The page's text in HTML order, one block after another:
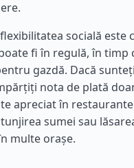
socială este
fi în regulă, în timp
gazdă. Dacă
nota de plată
apreciat în
sumei sau
multe orașe.